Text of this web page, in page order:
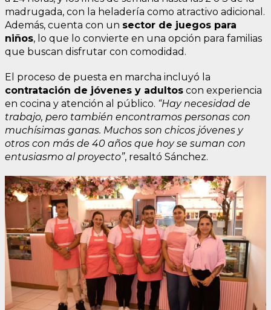
madrugada, con la heladería como atractivo adicional.
Además, cuenta con un sector de juegos para
niños, lo que lo convierte en una opción para familias
que buscan disfrutar con comodidad.
El proceso de puesta en marcha incluyó la
contratación de jóvenes y adultos con experiencia
en cocina y atención al público. “Hay necesidad de
trabajo, pero también encontramos personas con
muchísimas ganas. Muchos son chicos jóvenes y
otros con más de 40 años que hoy se suman con
entusiasmo al proyecto”, resaltó Sánchez.